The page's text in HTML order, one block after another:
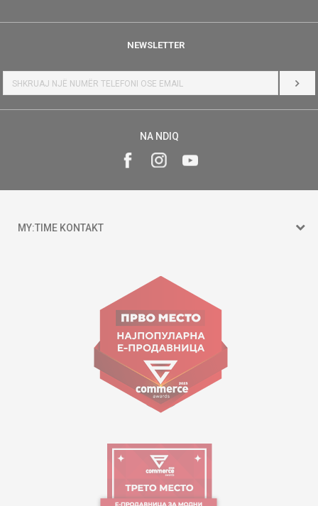
NEWSLETTER
HYR
NA NDIQ
MY:TIME KONTAKT
Goce Nikolovski 74 Shkup
contact@mytime.mk
Orari i punës:
09:00 - 17:00